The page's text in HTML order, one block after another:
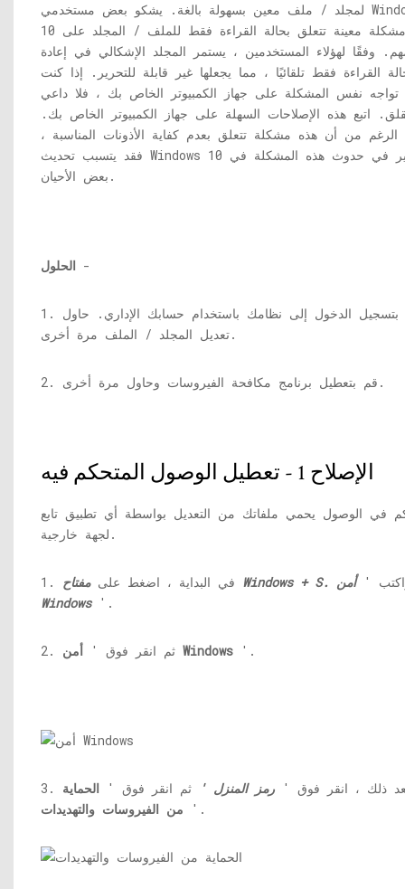
لمجلد / ملف معين بسهولة بالغة. يشكو بعض مستخدمي Windows
10 من مشكلة معينة تتعلق بحالة القراءة فقط للملف / المجلد على
وفقًا لهؤلاء المستخدمين ، يستمر المجلد الإشكالي في إعادة
القراءة فقط تلقائيًا ، مما يجعلها غير قابلة للتحرير. إذا كنت
تواجه نفس المشكلة على جهاز الكمبيوتر الخاص بك ، فلا داعي
اتبع هذه الإصلاحات السهلة على جهاز الكمبيوتر الخاص بك.
من أن هذه مشكلة تتعلق بعدم كفاية الأذونات المناسبة ،
فقد يتسبب تحديث Windows 10 الأخير في حدوث هذه المشكلة في
بعض الأحيان.
الحلول -
1. قم بتسجيل الدخول إلى نظامك باستخدام حسابك الإداري. حاول
تعديل المجلد / الملف مرة أخرى.
2. قم بتعطيل برنامج مكافحة الفيروسات وحاول مرة أخرى.
الإصلاح 1 - تعطيل الوصول المتحكم فيه
في الوصول يحمي ملفاتك من التعديل بواسطة أي تطبيق تابع
لجهة خارجية.
1. في البداية ، اضغط على مفتاح Windows + S. 'أمن
Windows '.
2. ثم انقر فوق ' أمن Windows '.
بعد ذلك ، انقر فوق ' رمز المنزل ' ثم انقر فوق ' الحماية
من الفيروسات والتهديدات '.